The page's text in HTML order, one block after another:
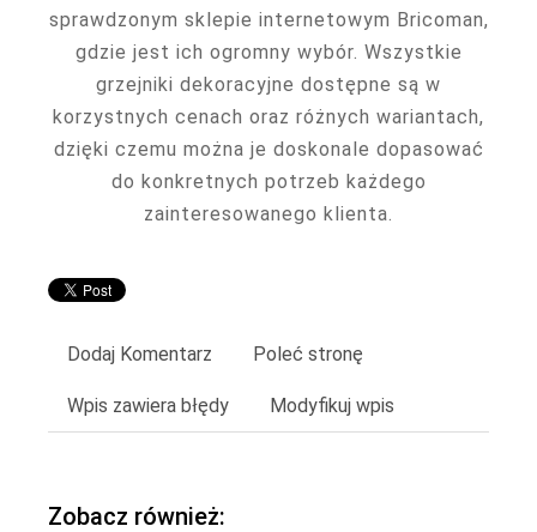
sprawdzonym sklepie internetowym Bricoman,
gdzie jest ich ogromny wybór. Wszystkie
grzejniki dekoracyjne dostępne są w
korzystnych cenach oraz różnych wariantach,
dzięki czemu można je doskonale dopasować
do konkretnych potrzeb każdego
zainteresowanego klienta.
Dodaj Komentarz Poleć stronę
Wpis zawiera błędy Modyfikuj wpis
Zobacz również: